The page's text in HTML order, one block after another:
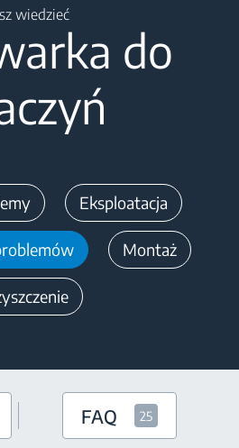
wiedzieć
do
Eksploatacja
Montaż
FAQ 25